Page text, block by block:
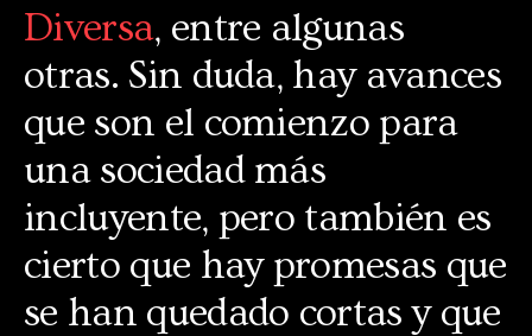
Diversa, entre algunas
otras. Sin duda, hay avances
que son el comienzo para
una sociedad más
incluyente, pero también es
cierto que hay promesas que
se han quedado cortas y que